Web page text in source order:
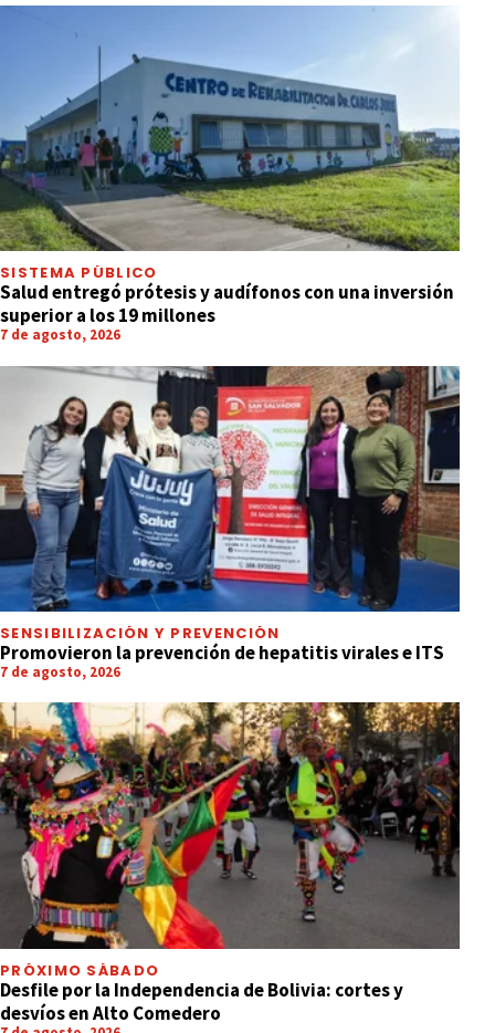
SISTEMA PÚBLICO
Salud entregó prótesis y audífonos con una inversión
superior a los 19 millones
7 de agosto, 2026
SENSIBILIZACIÓN Y PREVENCIÓN
Promovieron la prevención de hepatitis virales e ITS
7 de agosto, 2026
PRÓXIMO SÁBADO
Desfile por la Independencia de Bolivia: cortes y
desvíos en Alto Comedero